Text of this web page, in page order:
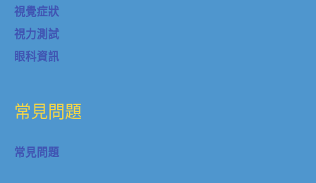
視覺症狀
視力測試
眼科資訊
常見問題
常見問題